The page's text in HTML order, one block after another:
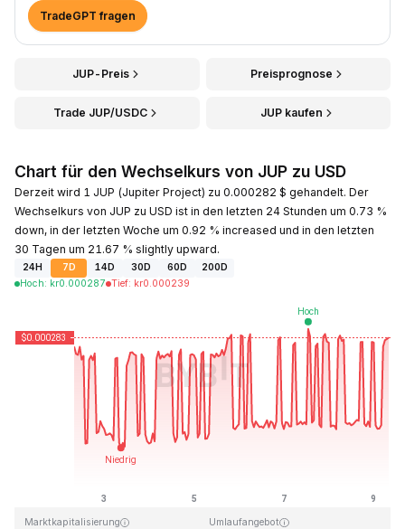
TradeGPT fragen
JUP-Preis Preisprognose
Trade JUP/USDC JUP kaufen
Chart für den Wechselkurs von JUP zu USD
Derzeit wird 1 JUP (Jupiter Project) zu 0.000282 $ gehandelt. Der
Wechselkurs von JUP zu USD ist in den letzten 24 Stunden um 0.73 %
down, in der letzten Woche um 0.92 % increased und in den letzten
30 Tagen um 21.67 % slightly upward.
24H 7D 14D 30D 60D
200D
Hoch: kr0.000287 Tief: kr0.000239
Zuletzt aktualisiert: 2026-08-09, 08:17 GMT+0
Marktkapitalisierung Umlaufangebot